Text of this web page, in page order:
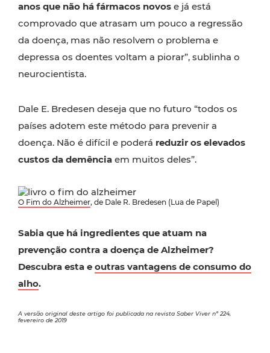
anos que não há fármacos novos e já está
comprovado que atrasam um pouco a regressão
da doença, mas não resolvem o problema e
depressa os doentes voltam a piorar”, sublinha o
neurocientista.
Dale E. Bredesen deseja que no futuro “todos os
países adotem este método para prevenir a
doença. Não é difícil e poderá reduzir os elevados
custos da demência em muitos deles”.
O Fim do Alzheimer, de Dale R. Bredesen (Lua de Papel)
Sabia que há ingredientes que atuam na
prevenção contra a doença de Alzheimer?
Descubra esta e outras vantagens de consumo do
alho.
A versão original deste artigo foi publicada na revista Saber Viver nº 224,
fevereiro de 2019